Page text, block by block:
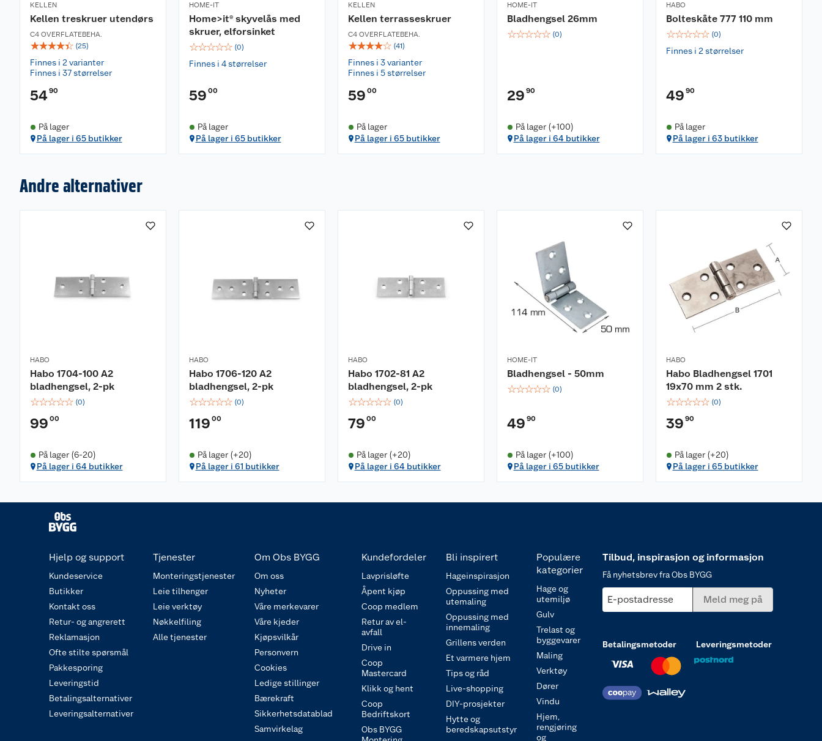
KELLEN
Kellen treskruer utendørs
C4 OVERFLATEBEHA.
☆☆☆☆☆ (25)
Finnes i 2 varianter
Finnes i 37 størrelser
5490
På lager
På lager i 65 butikker
HOME-IT
Home>it® skyvelås med
skruer, elforsinket
☆☆☆☆☆ (0)
Finnes i 4 størrelser
59 00
På lager
På lager i 65 butikker
KELLEN
Kellen terrasseskruer
C4 OVERFLATEBEHA.
☆☆☆☆☆ (41)
Finnes i 3 varianter
Finnes i 5 størrelser
59 00
På lager
På lager i 65 butikker
HOME-IT
Bladhengsel 26mm
☆☆☆☆☆ (0)
29 90
På lager (+100)
På lager i 64 butikker
HABO
Bolteskåte 777 110 mm
☆☆☆☆☆ (0)
Finnes i 2 størrelser
49 90
På lager
På lager i 63 butikker
Andre alternativer
HABO
Habo 1704-100 A2
bladhengsel, 2-pk
☆☆☆☆☆ (0)
99 00
På lager (6-20)
På lager i 64 butikker
HABO
Habo 1706-120 A2
bladhengsel, 2-pk
☆☆☆☆☆ (0)
119 00
På lager (+20)
På lager i 61 butikker
HABO
Habo 1702-81 A2
bladhengsel, 2-pk
☆☆☆☆☆ (0)
79 00
På lager (+20)
På lager i 64 butikker
HOME-IT
Bladhengsel - 50mm
☆☆☆☆☆ (0)
49 90
På lager (+100)
På lager i 65 butikker
HABO
Habo Bladhengsel 1701
19x70 mm 2 stk.
☆☆☆☆☆ (0)
39 90
På lager (+20)
På lager i 65 butikker
Hjelp og support
Kundeservice
Butikker
Kontakt oss
Retur- og angrerett
Reklamasjon
Ofte stilte spørsmål
Pakkesporing
Leveringstid
Betalingsalternativer
Leveringsalternativer
Tjenester
Monteringstjenester
Leie tilhenger
Leie verktøy
Nøkkelfiling
Alle tjenester
Om Obs BYGG
Om oss
Nyheter
Våre merkevarer
Våre kjeder
Kjøpsvilkår
Personvern
Cookies
Ledige stillinger
Bærekraft
Sikkerhetsdatablad
Samvirkelag
Kundefordeler
Lavprisløfte
Åpent kjøp
Coop medlem
Retur av el-
avfall
Drive in
Coop
Mastercard
Klikk og hent
Coop
Bedriftskort
Obs BYGG
Bli inspirert
Hageinspirasjon
Oppussing med
utemaling
Oppussing med
innemaling
Grillens verden
Et varmere hjem
Tips og råd
Live-shopping
DIY-prosjekter
Hytte og
beredskapsutstyr
Populære
kategorier
Hage og
utemiljø
Gulv
Trelast og
byggevarer
Maling
Verktøy
Dører
Vindu
Hjem,
rengjøring
og
Tilbud, inspirasjon og informasjon
Få nyhetsbrev fra Obs BYGG
E-postadresse Meld meg på
Betalingsmetoder Leveringsmetoder